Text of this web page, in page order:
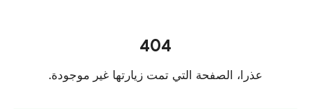
404
عذرا، الصفحة التي تمت زيارتها غير موجودة.